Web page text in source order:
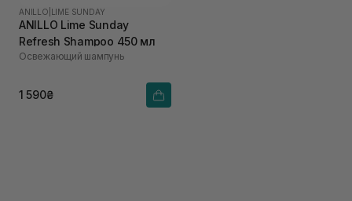
ANILLO LIME SUNDAY
ANILLO Lime Sunday
Refresh Shampoo 450 мл
Освежающий шампунь
1 590₴